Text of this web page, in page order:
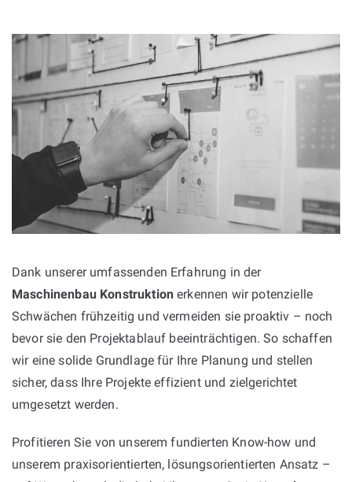
Dank unserer umfassenden Erfahrung in der
Maschinenbau Konstruktion erkennen wir potenzielle
Schwächen frühzeitig und vermeiden sie proaktiv – noch
bevor sie den Projektablauf beeinträchtigen. So schaffen
wir eine solide Grundlage für Ihre Planung und stellen
sicher, dass Ihre Projekte effizient und zielgerichtet
umgesetzt werden.
Profitieren Sie von unserem fundierten Know-how und
unserem praxisorientierten, lösungsorientierten Ansatz –